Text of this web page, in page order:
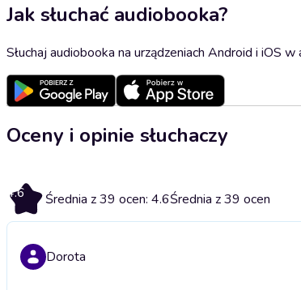
Jak słuchać audiobooka?
Słuchaj audiobooka na urządzeniach Android i iOS
Oceny i opinie słuchaczy
4.6 Średnia z 39 ocen: 4.6Średnia z 39 ocen
Dorota